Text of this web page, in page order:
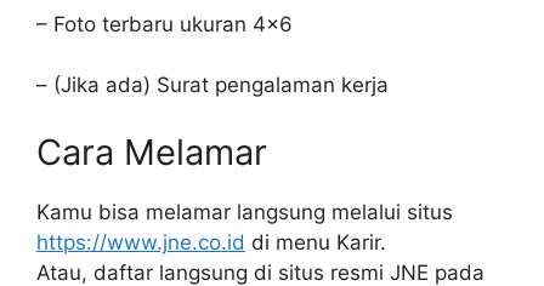
– Foto terbaru ukuran 4×6
– (Jika ada) Surat pengalaman kerja
Cara Melamar
Kamu bisa melamar langsung melalui situs
https://www.jne.co.id di menu Karir.
Atau, daftar langsung di situs resmi JNE pada